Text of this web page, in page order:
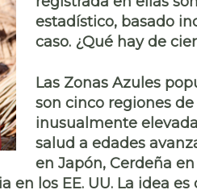
estadístico, basado
caso. ¿Qué hay de
Las Zonas Azules
son cinco regiones
inusualmente
salud a edades
en Japón, Cerdeña
en los EE. UU. La idea